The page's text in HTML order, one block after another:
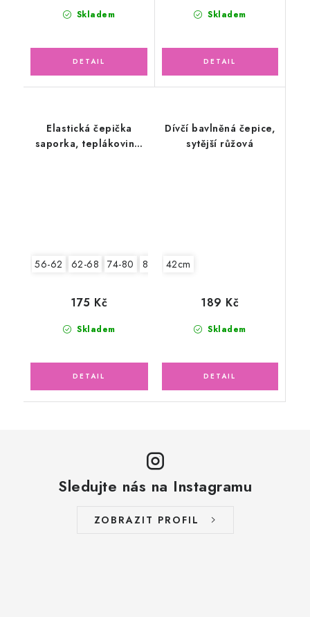
Skladem Skladem
Elastická čepička
saporka, teplákovina,
56-62 62-68 74-80 80-86
Skladem
175 Kč
Dívčí bavlněná čepice,
sytější růžová
42cm
Skladem
189 Kč
Sledujte nás na Instagramu
ZOBRAZIT PROFIL